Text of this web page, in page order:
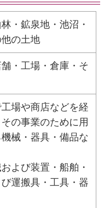
・鉱泉地・池沼・
の土地
・工場・倉庫・そ
場や商店などを経
の事業のために用
械・器具・備品な
よび装置・船舶・
運搬具・工具・器